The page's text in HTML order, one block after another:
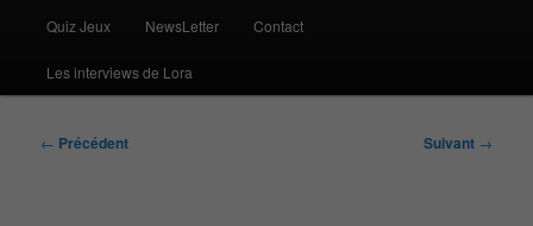
Quiz Jeux NewsLetter Contact
Les interviews de Lora
Navigation
← Précédent Suivant →